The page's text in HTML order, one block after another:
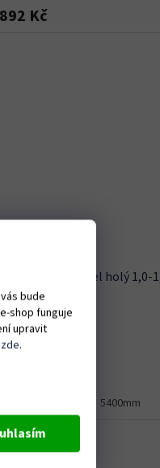
bude
shop funguje
upravit
zde.
Kč
BINZEL ocel holý 1,0-
5400mm